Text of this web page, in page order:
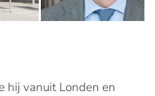
hij vanuit Londen en